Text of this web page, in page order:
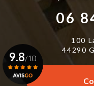
06
100
44290
9.8/10